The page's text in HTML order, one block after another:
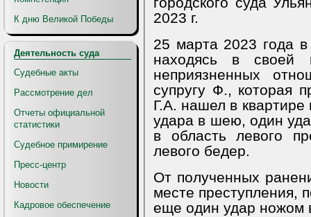
К дню Великой Победы
Деятельность суда
Судебные акты
Рассмотрение дел
Отчеты официальной
статистики
Судебное примирение
Пресс-центр
Новости
Кадровое обеспечение
2023 г.
25 марта 2023 года в г.
находясь в своей
неприязненных
супругу Ф., которая
Г.А. нашел в
удара в шею, один
в область левого
левого бедер.
От полученных
месте преступления,
еще один удар ножом